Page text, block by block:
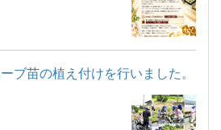
ブ苗の植え付けを行いました。